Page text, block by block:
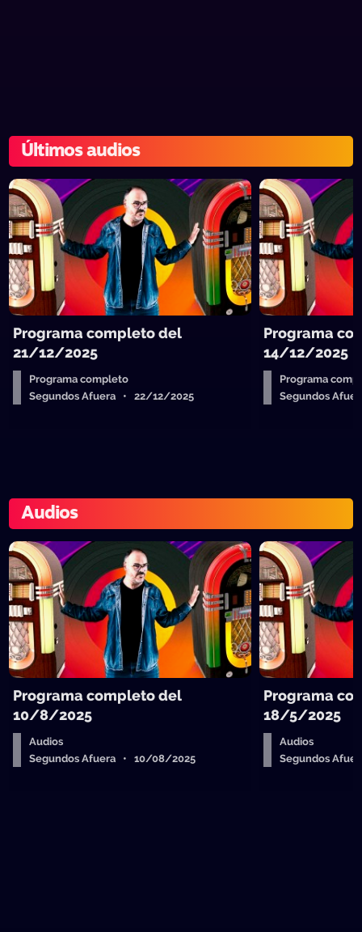
Últimos audios
Programa completo del
21/12/2025
Programa completo
Segundos Afuera • 22/12/2025
Programa
14/12/2025
Programa
Segundos
Audios
Programa completo del
10/8/2025
Audios
Segundos Afuera • 10/08/2025
Programa
18/5/2025
Audios
Segundos